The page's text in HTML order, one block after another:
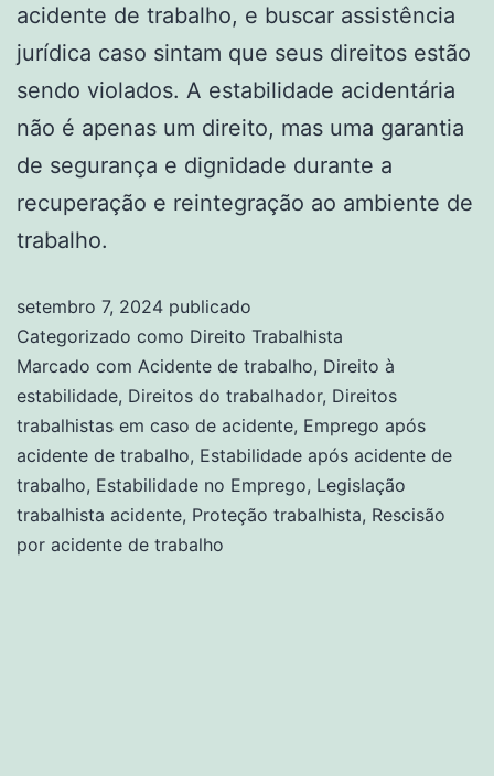
acidente de trabalho, e buscar assistência
jurídica caso sintam que seus direitos estão
sendo violados. A estabilidade acidentária
não é apenas um direito, mas uma garantia
de segurança e dignidade durante a
recuperação e reintegração ao ambiente de
trabalho.
setembro 7, 2024 publicado
Categorizado como Direito Trabalhista
Marcado com Acidente de trabalho, Direito à
estabilidade, Direitos do trabalhador, Direitos
trabalhistas em caso de acidente, Emprego após
acidente de trabalho, Estabilidade após acidente de
trabalho, Estabilidade no Emprego, Legislação
trabalhista acidente, Proteção trabalhista, Rescisão
por acidente de trabalho